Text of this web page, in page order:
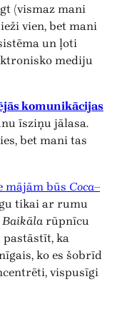
(vismaz mani
vien, bet mani
un ļoti
mediju
komunikācijas
īsziņu jālasa.
bet mani tas
mājām būs Coca–
tikai ar rumu
Baikāla rūpnīcu
ka
ko es šobrīd
vispusīgi